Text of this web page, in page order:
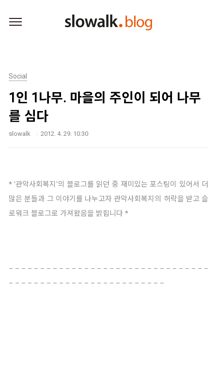
Social
1인 1나무. 마을의 주인이 되어 나무
를 심다
slowalk 2012. 4. 29. 10:30
* '관악사회복지'의 블로그를 읽던 중 재미있는 포스팅이 있어서 더
많은 분들과 그 이야기를 나누고자 관악사회복지의 허락을 받고 슬
로워크 블로그로 가져왔음을 밝힙니다 *